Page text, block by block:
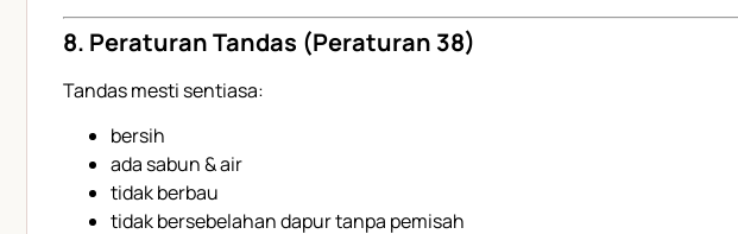
8. Peraturan Tandas (Peraturan 38)
Tandas mesti sentiasa:
bersih
ada sabun & air
tidak berbau
tidak bersebelahan dapur tanpa pemisah